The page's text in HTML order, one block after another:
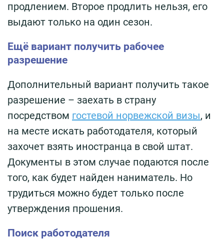
продлением. Второе продлить нельзя, его
выдают только на один сезон.
Ещё вариант получить рабочее
разрешение
Дополнительный вариант получить такое
разрешение – заехать в страну
посредством гостевой норвежской визы, и
на месте искать работодателя, который
захочет взять иностранца в свой штат.
Документы в этом случае подаются после
того, как будет найден наниматель. Но
трудиться можно будет только после
утверждения прошения.
Поиск работодателя